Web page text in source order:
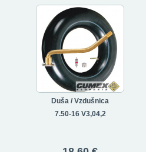
Duša / Vzdušnica
7.50-16 V3,04,2